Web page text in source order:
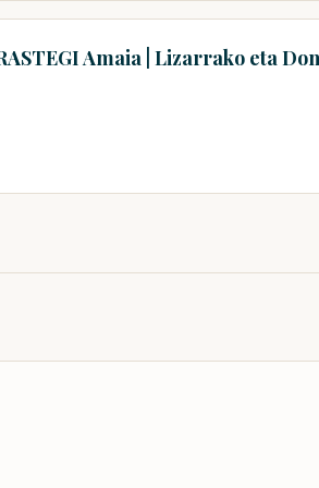
Amaia | Lizarrako eta